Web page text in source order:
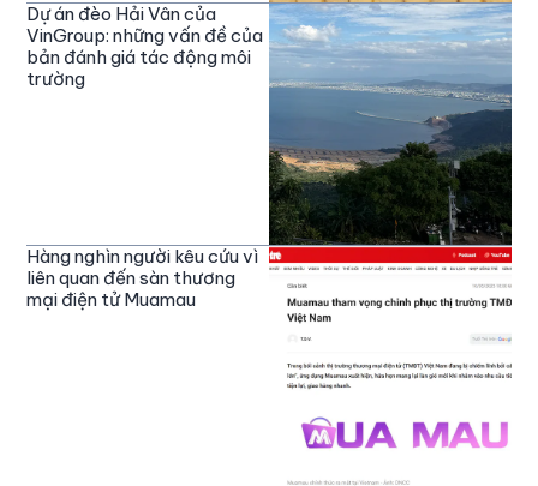
Dự án đèo Hải Vân của
VinGroup: những vấn đề của
bản đánh giá tác động môi
trường
Hàng nghìn người kêu cứu vì
liên quan đến sàn thương
mại điện tử Muamau